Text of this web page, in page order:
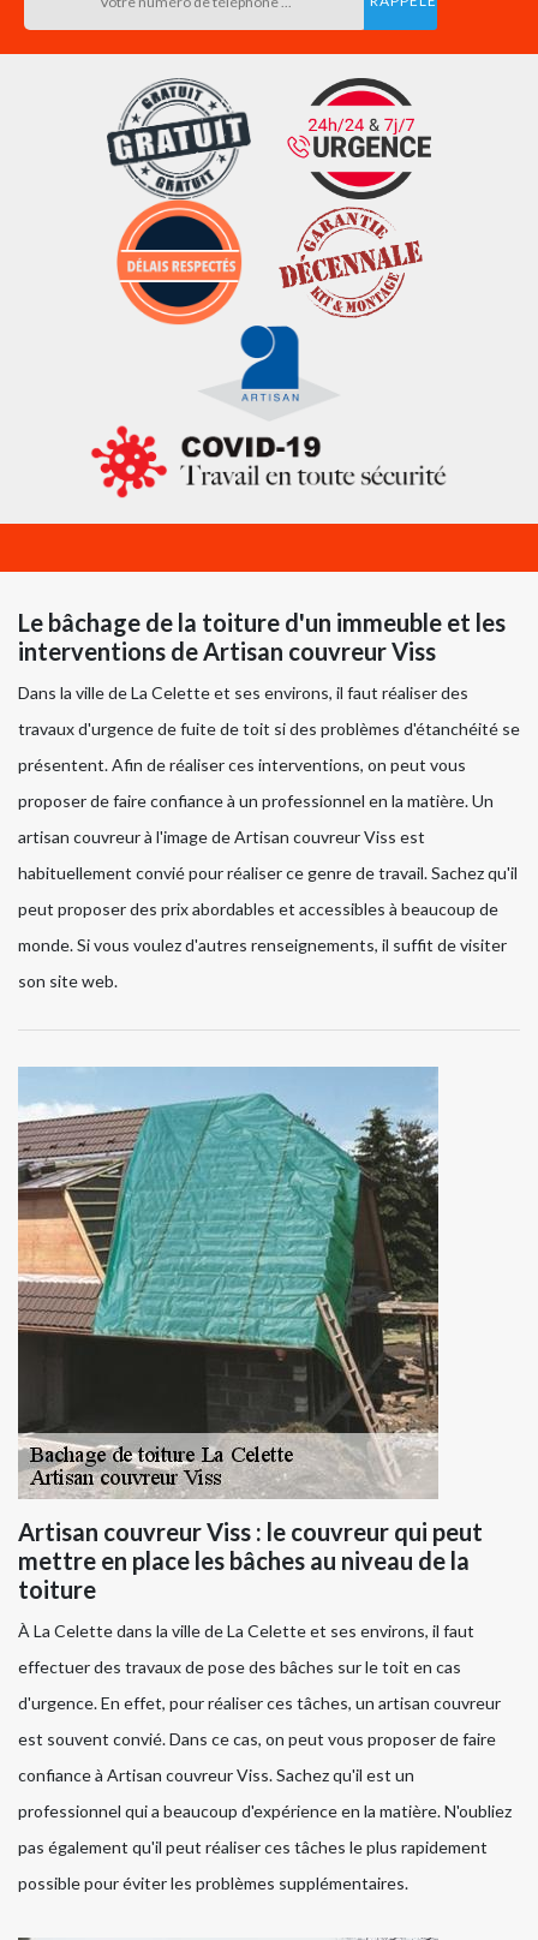
Le bâchage de la toiture d'un immeuble et les
interventions de Artisan couvreur Viss
Dans la ville de La Celette et ses environs, il faut réaliser des
travaux d'urgence de fuite de toit si des problèmes d'étanchéité se
présentent. Afin de réaliser ces interventions, on peut vous
proposer de faire confiance à un professionnel en la matière. Un
artisan couvreur à l'image de Artisan couvreur Viss est
habituellement convié pour réaliser ce genre de travail. Sachez qu'il
peut proposer des prix abordables et accessibles à beaucoup de
monde. Si vous voulez d'autres renseignements, il suffit de visiter
son site web.
Artisan couvreur Viss : le couvreur qui peut
mettre en place les bâches au niveau de la
toiture
À La Celette dans la ville de La Celette et ses environs, il faut
effectuer des travaux de pose des bâches sur le toit en cas
d'urgence. En effet, pour réaliser ces tâches, un artisan couvreur
est souvent convié. Dans ce cas, on peut vous proposer de faire
confiance à Artisan couvreur Viss. Sachez qu'il est un
professionnel qui a beaucoup d'expérience en la matière. N'oubliez
pas également qu'il peut réaliser ces tâches le plus rapidement
possible pour éviter les problèmes supplémentaires.